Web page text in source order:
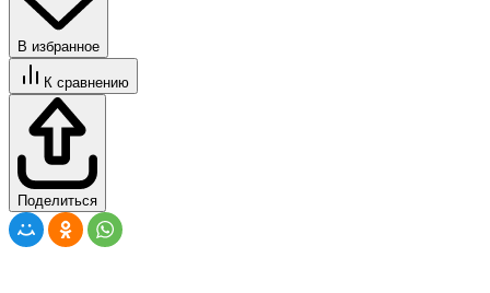
В избранное
К сравнению
Поделиться